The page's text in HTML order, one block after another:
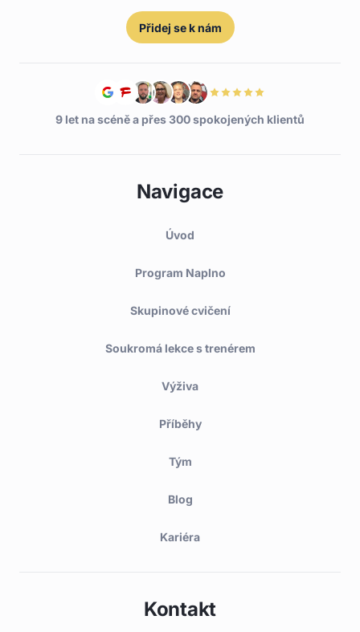
Přidej se k nám
9 let na scéně a přes 300 spokojených klientů
Navigace
Úvod
Program Naplno
Skupinové cvičení
Soukromá lekce s trenérem
Výživa
Příběhy
Tým
Blog
Kariéra
Kontakt